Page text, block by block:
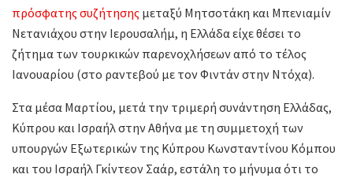
πρόσφατης συζήτησης μεταξύ Μητσοτάκη και Μπενιαμίν
Νετανιάχου στην Ιερουσαλήμ, η Ελλάδα είχε θέσει το
ζήτημα των τουρκικών παρενοχλήσεων από το τέλος
Ιανουαρίου (στο ραντεβού με τον Φιντάν στην Ντόχα).
Στα μέσα Μαρτίου, μετά την τριμερή συνάντηση Ελλάδας,
Κύπρου και Ισραήλ στην Αθήνα με τη συμμετοχή των
υπουργών Εξωτερικών της Κύπρου Κωνσταντίνου Κόμπου
και του Ισραήλ Γκίντεον Σαάρ, εστάλη το μήνυμα ότι το